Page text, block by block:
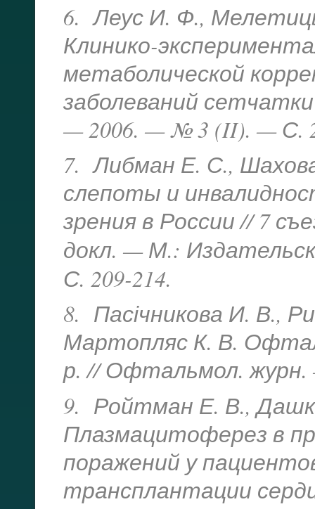
6. Леус И. Ф.,
Клинико-
метаболической
заболеваний
— 2006. — № 3 (II). — С.
7. Либман Е. С.,
слепоты и
зрения в России // 7
докл. — М.:
С. 209-214.
8. Пасічникова И. В.,
Мартопляс К. В.
р. // Офтальмол.
9. Ройтман Е. В.,
Плазмацитоферез в
поражений у
трансплантации